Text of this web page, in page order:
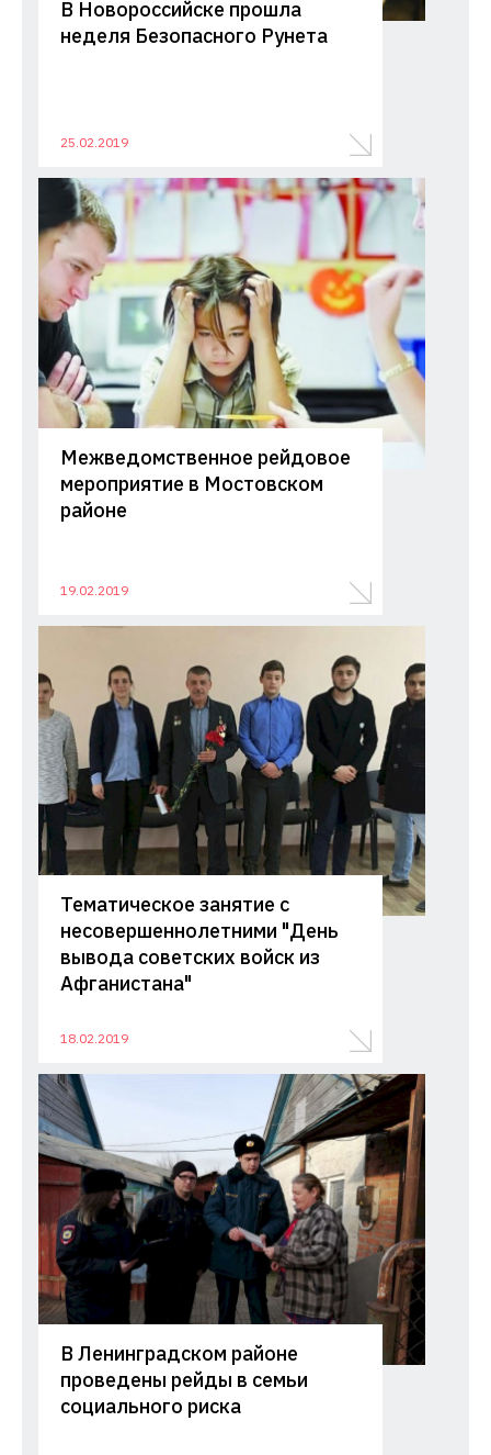
В Новороссийске прошла
неделя Безопасного Рунета
25.02.2019
Межведомственное рейдовое
мероприятие в Мостовском
районе
19.02.2019
Тематическое занятие с
несовершеннолетними "День
вывода советских войск из
Афганистана"
18.02.2019
В Ленинградском районе
проведены рейды в семьи
социального риска